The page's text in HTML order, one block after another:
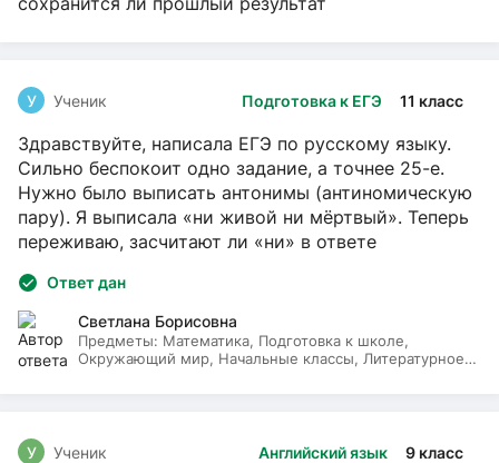
Подготовка к ЕГЭ 11 класс
У Ученик
Здравствуйте, написала ЕГЭ по русскому языку.
Сильно беспокоит одно задание, а точнее 25-е.
Нужно было выписать антонимы (антиномическую
пару). Я выписала «ни живой ни мёртвый». Теперь
переживаю, засчитают ли «ни» в ответе
Ответ дан
Светлана Борисовна
Предметы: Математика, Подготовка к школе,
Окружающий мир, Начальные классы, Литературное
Английский язык 9 класс
У Ученик